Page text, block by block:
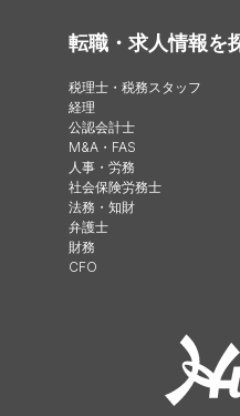
転職・求人情報を
税理士・税務スタッフ
経理
公認会計士
M&A・FAS
人事・労務
社会保険労務士
法務・知財
弁護士
財務
CFO